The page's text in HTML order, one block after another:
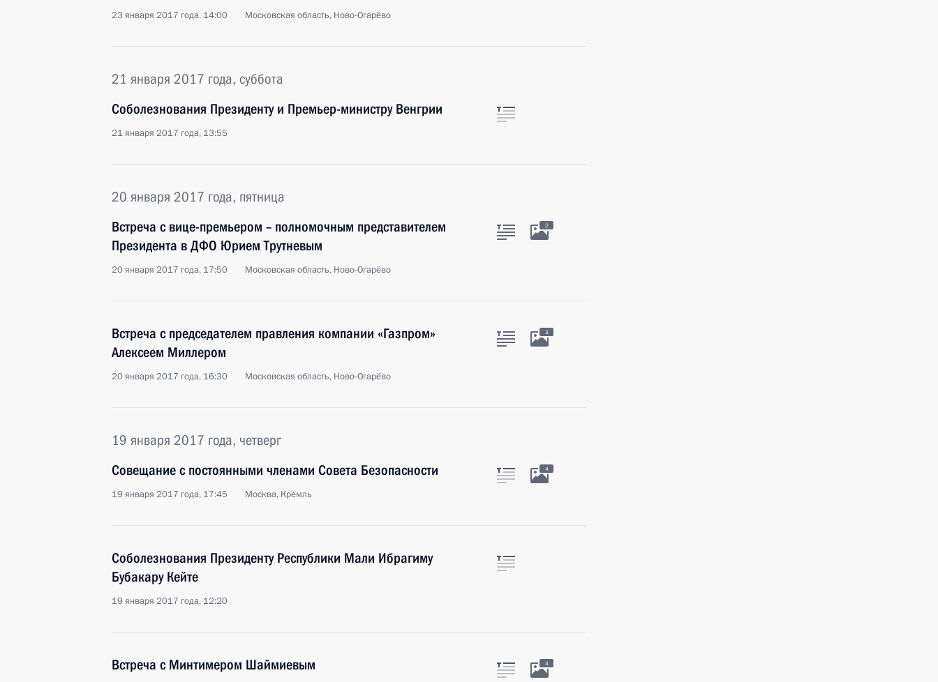
23 января 2017 года, 14:00 Московская область, Ново-Огарёво
21 января 2017 года, суббота
Соболезнования Президенту и Премьер-министру Венгрии
21 января 2017 года, 13:55
20 января 2017 года, пятница
Встреча с вице-премьером – полномочным представителем
Президента в ДФО Юрием Трутневым
20 января 2017 года, 17:50 Московская область, Ново-Огарёво
2
Встреча с председателем правления компании «Газпром»
Алексеем Миллером
20 января 2017 года, 16:30 Московская область, Ново-Огарёво
3
19 января 2017 года, четверг
Совещание с постоянными членами Совета Безопасности
19 января 2017 года, 17:45 Москва, Кремль
4
Соболезнования Президенту Республики Мали Ибрагиму
Бубакару Кейте
19 января 2017 года, 12:20
Встреча с Минтимером Шаймиевым 4